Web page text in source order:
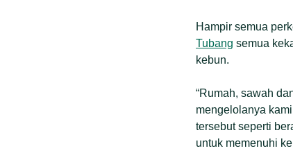
Hampir semua
Tubang semua
kebun.
“Rumah, sawah
mengelolanya
tersebut seperti
untuk memenuhi